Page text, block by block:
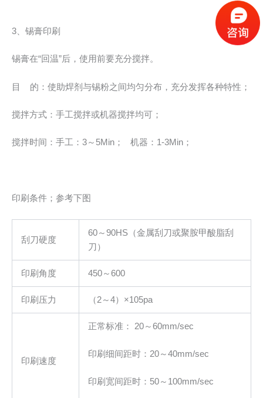
3、锡膏印刷
锡膏在“回温”后，使用前要充分搅拌。
目 的：使助焊剂与锡粉之间均匀分布，充分发挥各种特性；
搅拌方式：手工搅拌或机器搅拌均可；
搅拌时间：手工：3～5Min； 机器：1-3Min；
印刷条件；参考下图
刮刀硬度
60～90HS（金属刮刀或聚胺甲酸脂刮
刀）
印刷角度 450～600
印刷压力 （2～4）×105pa
印刷速度
正常标准： 20～60mm/sec
印刷细间距时：20～40mm/sec
印刷宽间距时：50～100mm/sec